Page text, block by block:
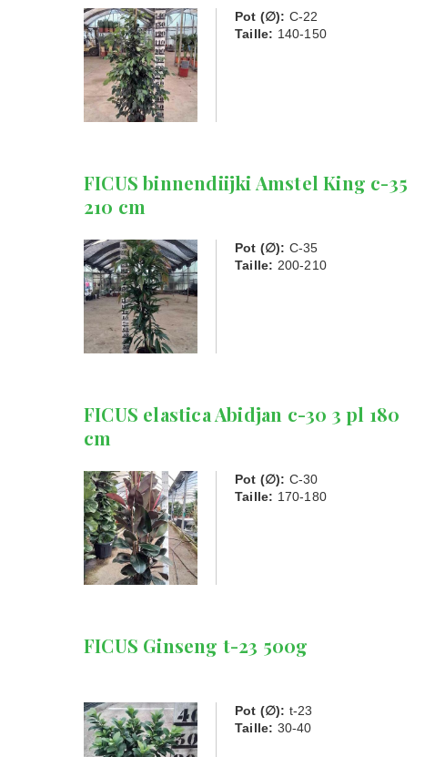
Pot (∅): C-22
Taille: 140-150
FICUS binnendiijki Amstel King c-35
210 cm
Pot (∅): C-35
Taille: 200-210
FICUS elastica Abidjan c-30 3 pl 180
cm
Pot (∅): C-30
Taille: 170-180
FICUS Ginseng t-23 500g
Pot (∅): t-23
Taille: 30-40